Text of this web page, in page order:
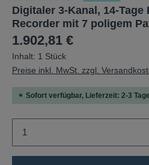
Durchschnittliche Bewertung von
Digitaler 3-Kanal, 14-Tage
Recorder mit 7 poligem
Regulärer Preis:
1.902,81 €
Inhalt: 1 Stück
Preise inkl. MwSt. zzgl.
Sofort verfügbar, Lieferzeit: 2-3 Tage
Produkt Anzahl: Gib den